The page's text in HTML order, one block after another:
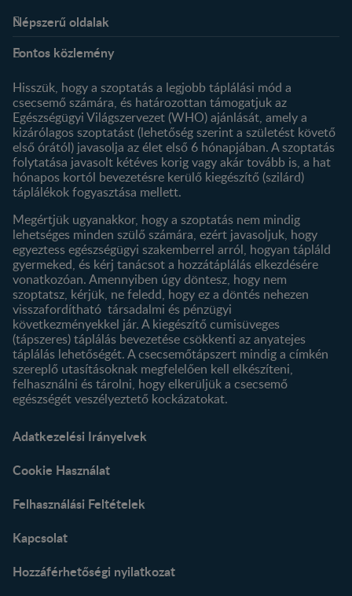
Népszerű oldalak
Kapcsolat
Történetünk
Profilom
Termékeink
Termék kereső
Fontos közlemény
Hisszük, hogy a szoptatás a legjobb táplálási mód a
csecsemő számára, és határozottan támogatjuk az
Egészségügyi Világszervezet (WHO) ajánlását, amely a
kizárólagos szoptatást (lehetőség szerint a születést követő
első órától) javasolja az élet első 6 hónapjában. A szoptatás
folytatása javasolt kétéves korig vagy akár tovább is, a hat
hónapos kortól bevezetésre kerülő kiegészítő (szilárd)
táplálékok fogyasztása mellett.
Megértjük ugyanakkor, hogy a szoptatás nem mindig
lehetséges minden szülő számára, ezért javasoljuk, hogy
egyeztess egészségügyi szakemberrel arról, hogyan tápláld
gyermeked, és kérj tanácsot a hozzátáplálás elkezdésére
vonatkozóan. Amennyiben úgy döntesz, hogy nem
szoptatsz, kérjük, ne feledd, hogy ez a döntés nehezen
visszafordítható társadalmi és pénzügyi
következményekkel jár. A kiegészítő cumisüveges
(tápszeres) táplálás bevezetése csökkenti az anyatejes
táplálás lehetőségét. A csecsemőtápszert mindig a címkén
szereplő utasításoknak megfelelően kell elkészíteni,
felhasználni és tárolni, hogy elkerüljük a csecsemő
egészségét veszélyeztető kockázatokat.
Adatkezelési Irányelvek
Cookie Használat
Felhasználási Feltételek
Kapcsolat
Hozzáférhetőségi nyilatkozat